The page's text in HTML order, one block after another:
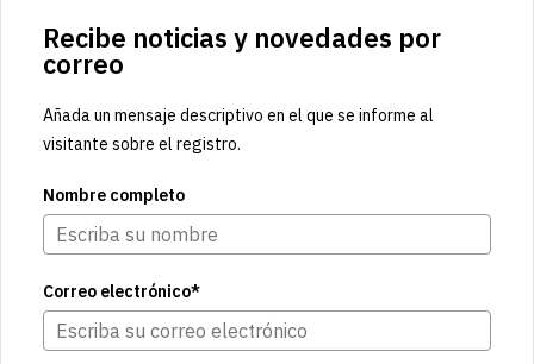
Recibe noticias y novedades por
correo
Añada un mensaje descriptivo en el que se informe al
visitante sobre el registro.
Nombre completo
Correo electrónico*